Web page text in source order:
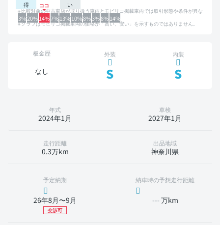
得
い
3%20%14%7%13%10%8%3%8%14%
比較対象の中古車店が取り扱う車両とモビリコ掲載車両では取引形態や条件が異な
るため、グラフは参考情報です。
グラフはモビリコ掲載車両の価格が「高い、安い」を示すものではありません。
板金歴
なし
外装
S
内装
S
年式
2024年1月
車検
2027年1月
走行距離
0.3万km
出品地域
神奈川県
予定納期
26年8月〜9月
交渉可
納車時の予想走行距離
--- 万km